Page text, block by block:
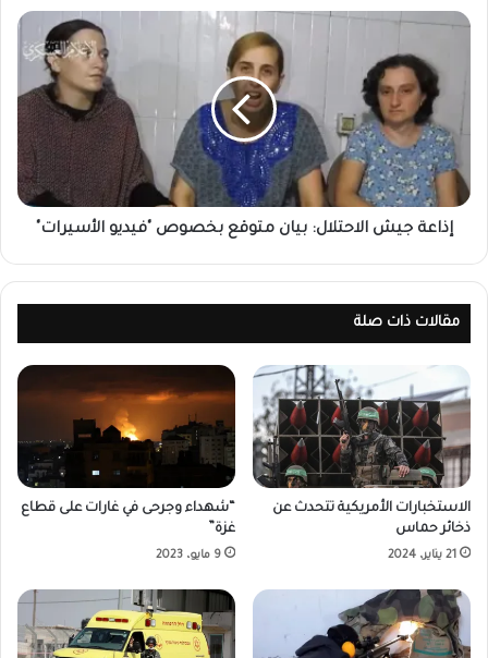
إذاعة جيش الاحتلال: بيان متوقع بخصوص "فيديو الأسيرات"
مقالات ذات صلة
الاستخبارات الأمريكية تتحدث عن
ذخائر حماس
21 يناير، 2024
“شهداء وجرحى في غارات على قطاع
غزة”
9 مايو، 2023